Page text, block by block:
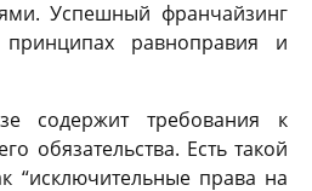
Успешный франчайзинг
равноправия и
содержит требования к
обязательства. Есть такой
“исключительные права на